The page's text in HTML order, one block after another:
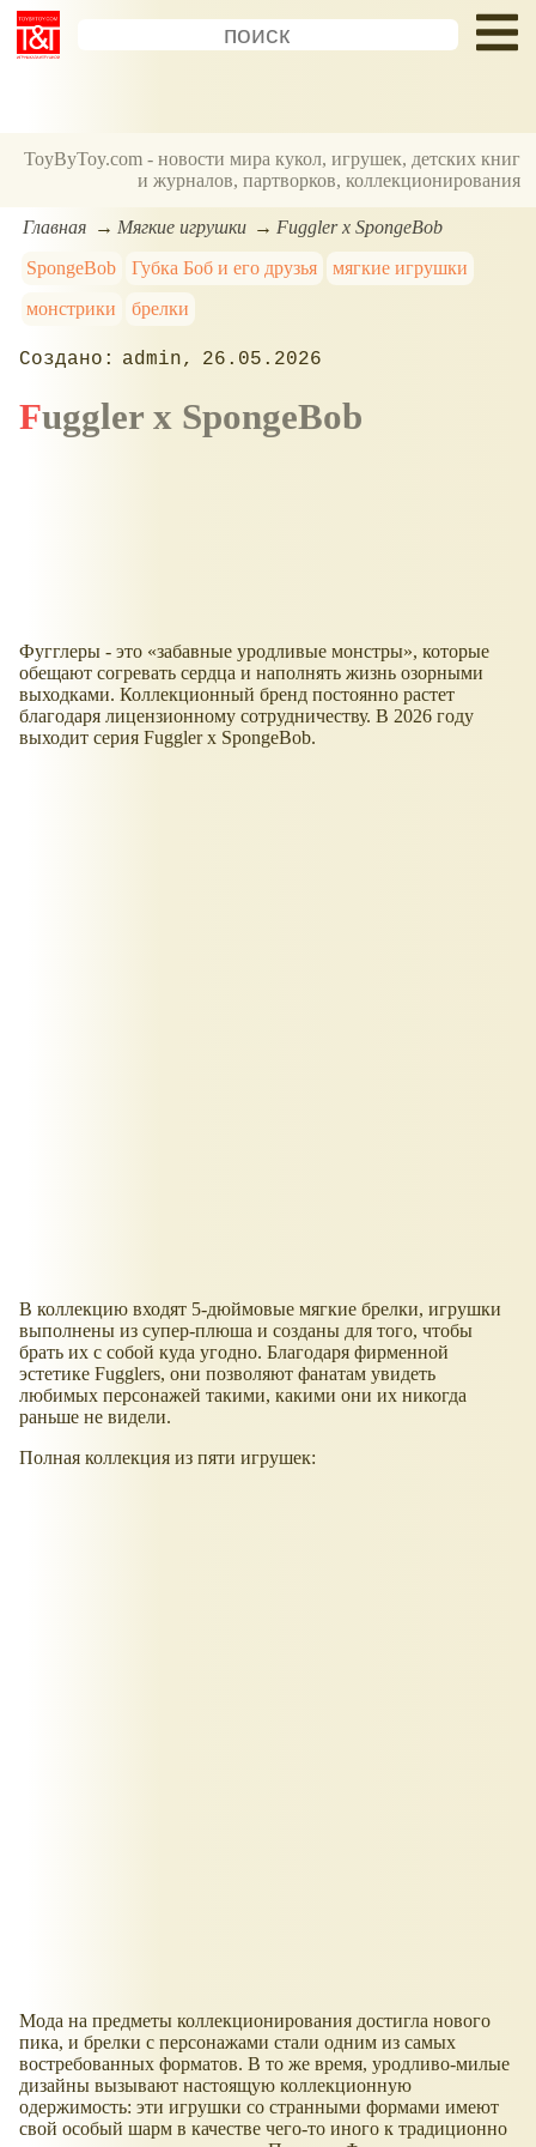
ToyByToy.com - новости мира кукол, игрушек, детских книг
и журналов, партворков, коллекционирования
Главная Мягкие игрушки
Fuggler x SpongeBob
SpongeBob
Губка Боб и его друзья
мягкие игрушки
монстрики
брелки
admin 26.05.2026
Fuggler x SpongeBob
Фугглеры - это забавные уродливые монстры , которые
обещают согревать сердца и наполнять жизнь озорными
выходками. Коллекционный бренд постоянно растет
благодаря лицензионному сотрудничеству. В 2026 году
выходит серия Fuggler x SpongeBob.
В коллекцию входят 5-дюймовые мягкие брелки, игрушки
выполнены из супер-плюша и созданы для того, чтобы
брать их с собой куда угодно. Благодаря фирменной
эстетике Fugglers, они позволяют фанатам увидеть
любимых персонажей такими, какими они их никогда
раньше не видели.
Полная коллекция из пяти игрушек:
Мода на предметы коллекционирования достигла нового
пика, и брелки с персонажами стали одним из самых
востребованных форматов. В то же время, уродливо-милые
дизайны вызывают настоящую коллекционную
одержимость: эти игрушки со странными формами имеют
свой особый шарм в качестве чего-то иного к традиционно